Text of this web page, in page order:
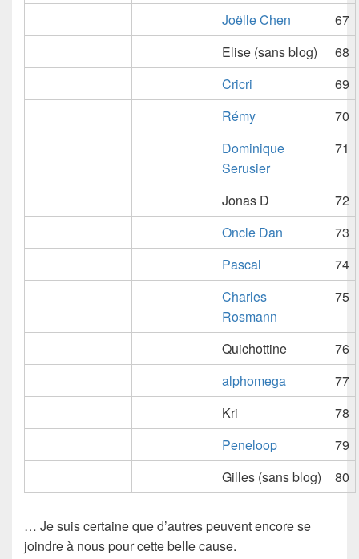
Joëlle Chen
67
Elise (sans blog)
68
Cricri
69
Rémy
70
Dominique
Serusier
71
Jonas D
72
Oncle Dan
73
Pascal
74
Charles
Rosmann
75
Quichottine
76
alphomega
77
Kri
78
Peneloop
79
Gilles (sans blog)
80
… Je suis certaine que d’autres peuvent encore se
joindre à nous pour cette belle cause.